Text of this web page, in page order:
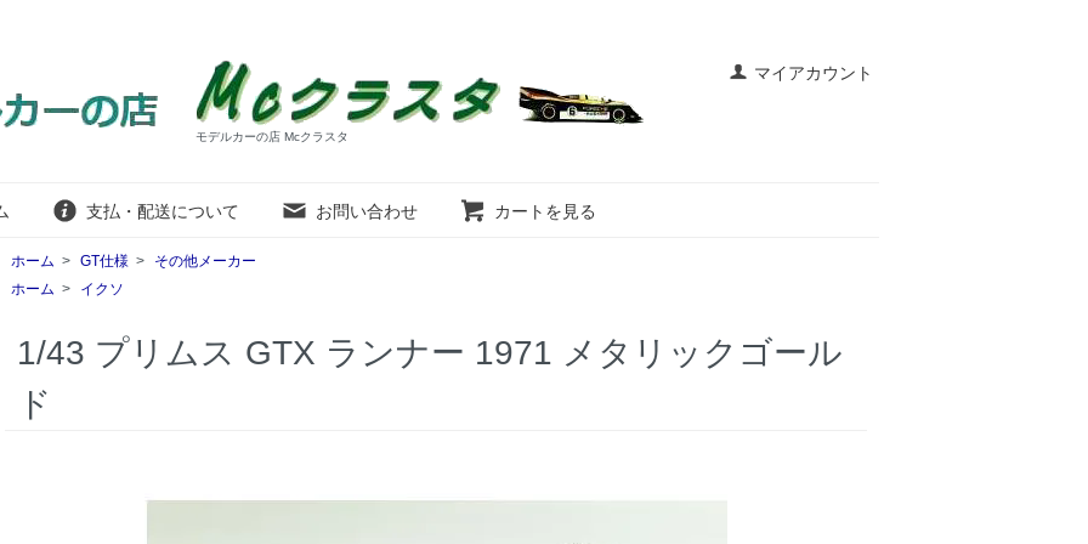
マイアカウント
モデルカーの店 Mcクラスタ
支払・配送について お問い合わせ カートを見る
ホーム > GT仕様 >
その他メーカー
ホーム > イクソ
1/43 プリムス GTX ランナー 1971 メタリックゴール
ド